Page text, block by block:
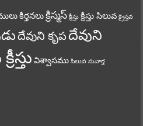
కీర్తనలుక్రిస్మస్ క్రీస్తు క్రీస్తు సిలువ క్రైస్తవ
దేవుని కృపదేవుని
విశ్వాసము సిలువ సువార్త